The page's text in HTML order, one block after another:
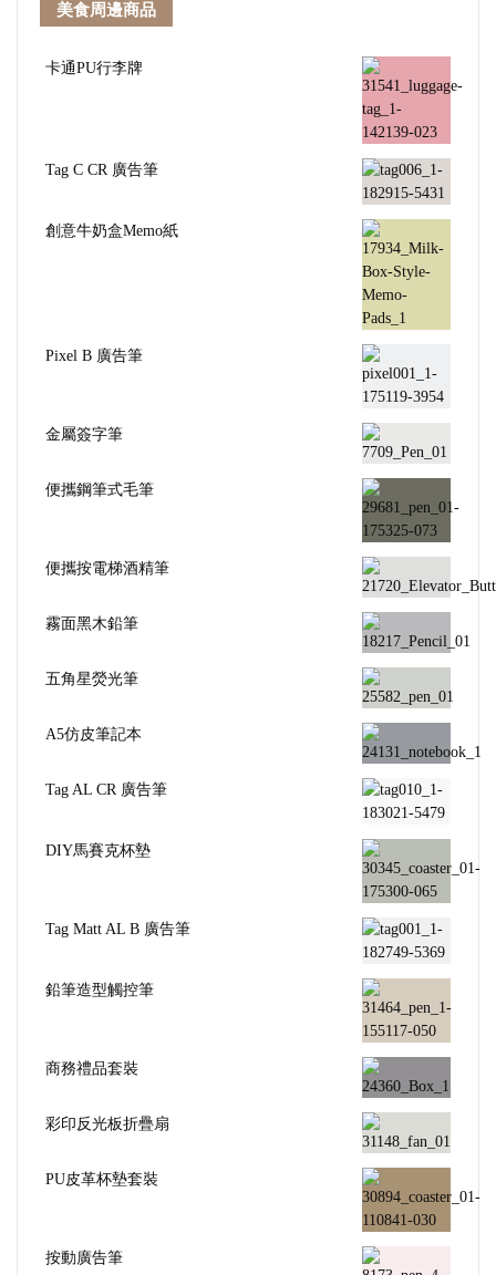
美食周邊商品
卡通PU行李牌
Tag C CR 廣告筆
創意牛奶盒Memo紙
Pixel B 廣告筆
金屬簽字筆
便攜鋼筆式毛筆
便攜按電梯酒精筆
霧面黑木鉛筆
五角星熒光筆
A5仿皮筆記本
Tag AL CR 廣告筆
DIY馬賽克杯墊
Tag Matt AL B 廣告筆
鉛筆造型觸控筆
商務禮品套裝
彩印反光板折疊扇
PU皮革杯墊套裝
按動廣告筆